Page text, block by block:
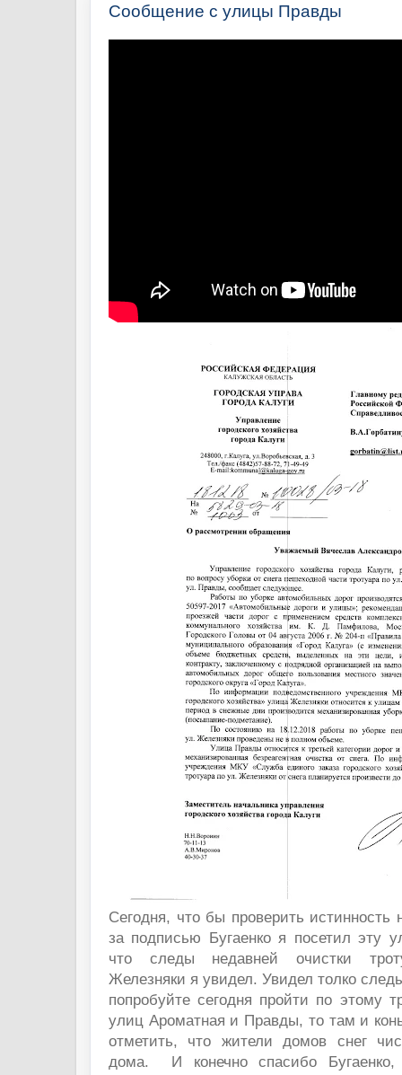
Сообщение с улицы Правды
Сегодня, что бы проверить истинность
за подписью Бугаенко я посетил эту
что следы недавней очистки
Железняки я увидел. Увидел толко
попробуйте сегодня пройти по этому
улиц Ароматная и Правды, то там и
отметить, что жители домов снег
дома. И конечно спасибо